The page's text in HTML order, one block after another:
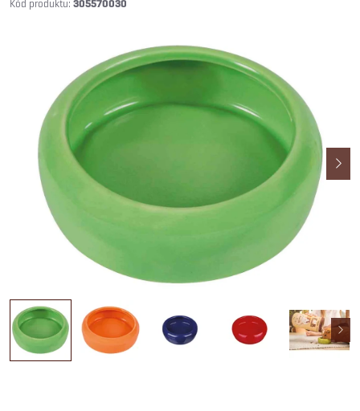
Kód produktu: 305570030